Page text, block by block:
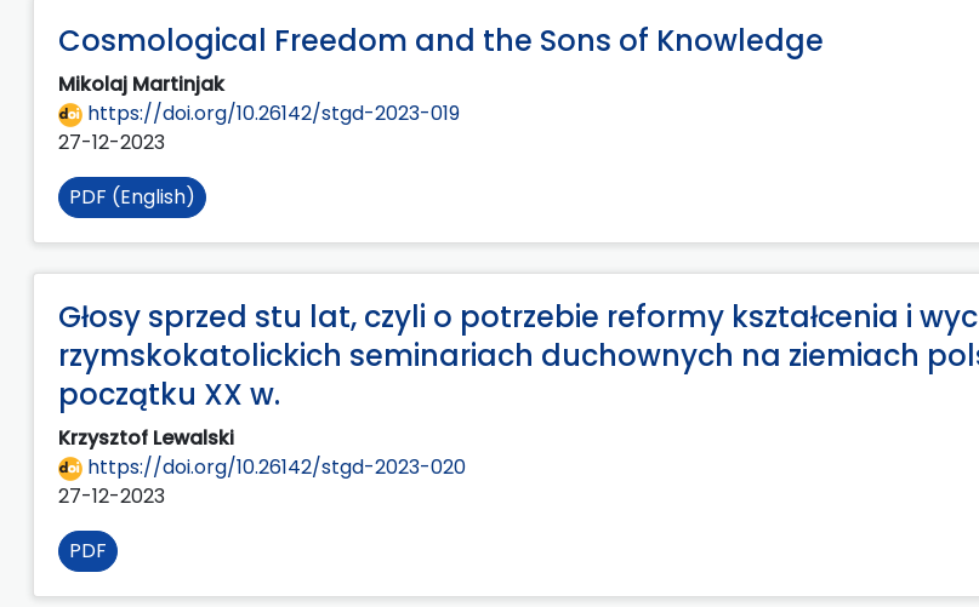
Cosmological Freedom and the Sons of Knowledge
Mikolaj Martinjak
https://doi.org/10.26142/stgd-2023-019
27-12-2023
PDF (English)
Głosy sprzed stu lat, czyli o potrzebie reformy kształcenia i
rzymskokatolickich seminariach duchownych na ziemiach
początku XX w.
Krzysztof Lewalski
https://doi.org/10.26142/stgd-2023-020
27-12-2023
PDF